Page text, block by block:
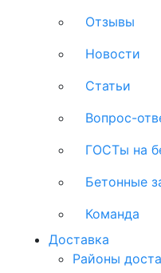
Отзывы
Новости
Статьи
Вопрос-
ГОСТы на
Бетонные
Команда
Доставка
Районы